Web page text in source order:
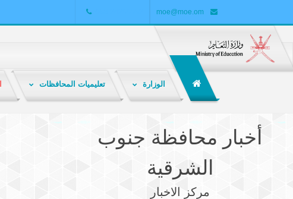
moe@moe.om
+968 24255552
الوزارة تعليميات المحافظات
أخبار محافظة جنوب
الشرقية
مركز الاخبار